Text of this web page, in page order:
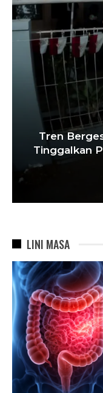
‘Agar Tak
ITB
LINI MASA